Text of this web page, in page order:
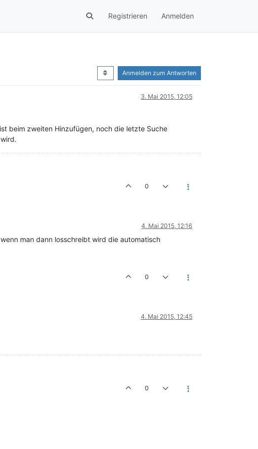
Registrieren Anmelden
Anmelden zum Antworten
3. Mai 2015, 12:05
beim zweiten Hinzufügen, noch die letzte Suche
0
4. Mai 2015, 12:16
man dann losschreibt wird die automatisch
0
4. Mai 2015, 12:45
0